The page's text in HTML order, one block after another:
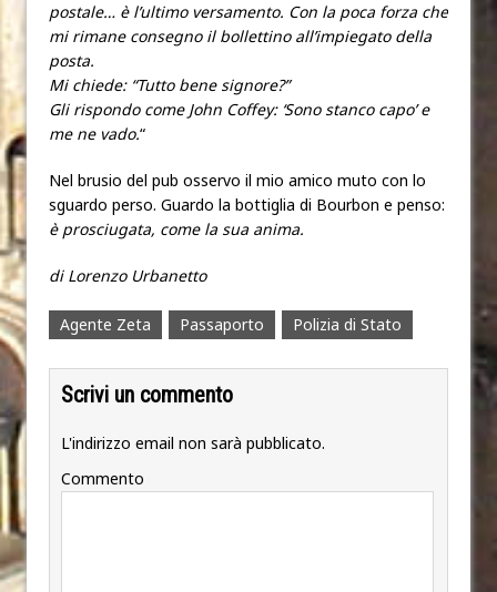
postale… è l’ultimo versamento. Con la poca forza che
mi rimane consegno il bollettino all’impiegato della
posta.
Mi chiede: “Tutto bene signore?”
Gli rispondo come John Coffey: ‘Sono stanco capo’ e
me ne vado.“
Nel brusio del pub osservo il mio amico muto con lo
sguardo perso. Guardo la bottiglia di Bourbon e penso:
è prosciugata, come la sua anima.
di Lorenzo Urbanetto
Agente Zeta Passaporto Polizia di Stato
Scrivi un commento
L'indirizzo email non sarà pubblicato.
Commento